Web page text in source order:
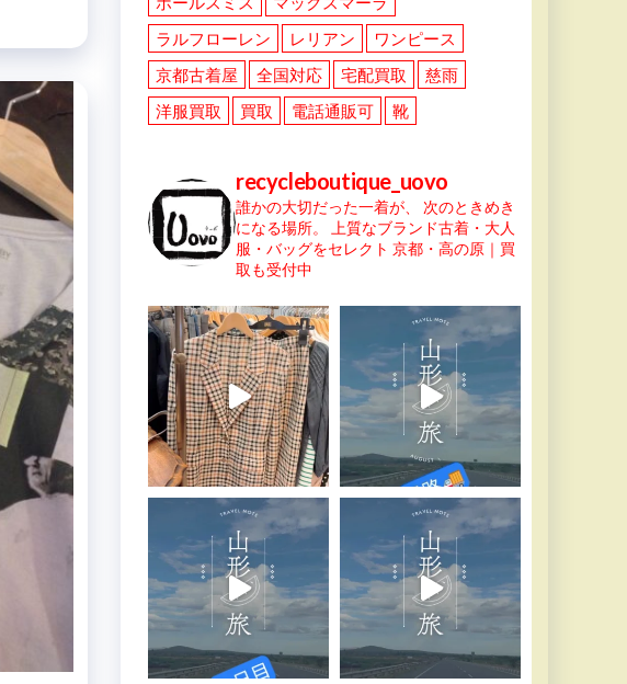
ラルフローレン
レリアン
ワンピース
京都古着屋
全国対応 宅配買取
慈雨
洋服買取
買取 電話通販可 靴
recycleboutique_uovo
誰かの大切だった一着が、
次のときめき
になる場所。
上質なブランド古着・大人
服・バッグをセレクト 京都・高の原｜買
取も受付中